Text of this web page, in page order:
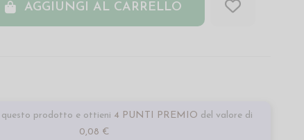
AGGIUNGI AL CARRELLO
questo prodotto e ottieni 4 PUNTI PREMIO del valore di
0,08 €